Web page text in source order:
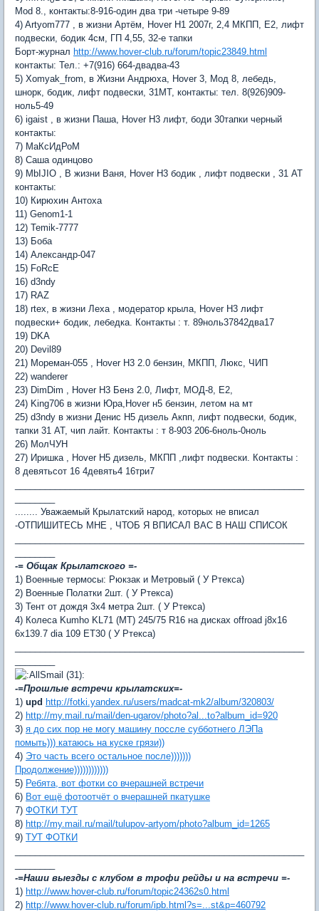
Mod 8., контакты:8-916-один два три -четыре 9-89
4) Artyom777 , в жизни Артём, Hover H1 2007г, 2,4 МКПП, Е2, лифт
подвески, бодик 4см, ГП 4,55, 32-е тапки
Борт-журнал http://www.hover-club.ru/forum/topic23849.html
контакты: Тел.: +7(916) 664-двадва-43
5) Xomyak_from, в Жизни Андрюха, Hover 3, Мод 8, лебедь,
шнорк, бодик, лифт подвески, 31МТ, контакты: тел. 8(926)909-
ноль5-49
6) igaist , в жизни Паша, Hover H3 лифт, боди 30тапки черный
контакты:
7) МаКсИдРоМ
8) Саша одинцово
9) MbIJIO , В жизни Ваня, Hover H3 бодик , лифт подвески , 31 АТ
контакты:
10) Кирюхин Антоха
11) Genom1-1
12) Temik-7777
13) Боба
14) Александр-047
15) FoRcE
16) d3ndy
17) RAZ
18) rtex, в жизни Леха , модератор крыла, Hover H3 лифт
подвески+ бодик, лебедка. Контакты : т. 89ноль37842два17
19) DKA
20) Devil89
21) Мореман-055 , Hover H3 2.0 бензин, МКПП, Люкс, ЧИП
22) wanderer
23) DimDim , Hover H3 Бенз 2.0, Лифт, МОД-8, Е2,
24) King706 в жизни Юра,Hover н5 бензин, летом на мт
25) d3ndy в жизни Денис Н5 дизель Акпп, лифт подвески, бодик,
тапки 31 АТ, чип лайт. Контакты : т 8-903 206-6ноль-0ноль
26) МолЧУН
27) Иришка , Hover H5 дизель, МКПП ,лифт подвески. Контакты :
8 девятьсот 16 4девять4 16три7
........ Уважаемый Крылатский народ, которых не вписал
-ОТПИШИТЕСЬ МНЕ , ЧТОБ Я ВПИСАЛ ВАС В НАШ СПИСОК
-= Общак Крылатского =-
1) Военные термосы: Рюкзак и Метровый ( У Ртекса)
2) Военные Полатки 2шт. ( У Ртекса)
3) Тент от дождя 3х4 метра 2шт. ( У Ртекса)
4) Колеса Kumho KL71 (MT) 245/75 R16 на дисках offroad j8x16
6x139.7 dia 109 ET30 ( У Ртекса)
-=Прошлые встречи крылатских=-
1) upd http://fotki.yandex.ru/users/madcat-mk2/album/320803/
2) http://my.mail.ru/mail/den-ugarov/photo?al...to?album_id=920
3) я до сих пор не могу машину поссле субботнего ЛЭПа
помыть))) катаюсь на куске грязи))
4) Это часть всего остальное после)))))))
Продолжение))))))))))))
5) Ребята, вот фотки со вчерашней встречи
6) Вот ещё фотоотчёт о вчерашней пкатушке
7) ФОТКИ ТУТ
8) http://my.mail.ru/mail/tulupov-artyom/photo?album_id=1265
9) ТУТ ФОТКИ
-=Наши выезды с клубом в трофи рейды и на встречи =-
1) http://www.hover-club.ru/forum/topic24362s0.html
2) http://www.hover-club.ru/forum/ipb.html?s=...st&p=460792